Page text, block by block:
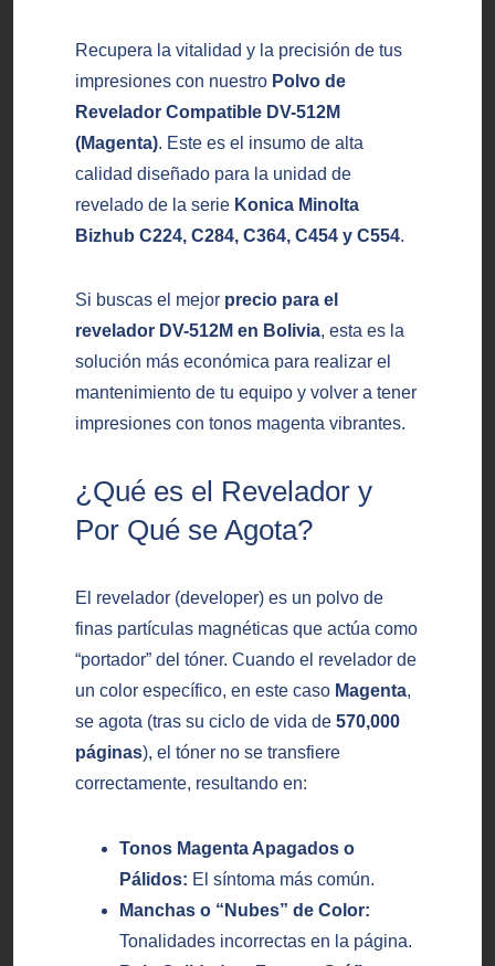
Recupera la vitalidad y la precisión de tus
impresiones con nuestro Polvo de
Revelador Compatible DV-512M
(Magenta). Este es el insumo de alta
calidad diseñado para la unidad de
revelado de la serie Konica Minolta
Bizhub C224, C284, C364, C454 y C554.
Si buscas el mejor precio para el
revelador DV-512M en Bolivia, esta es la
solución más económica para realizar el
mantenimiento de tu equipo y volver a tener
impresiones con tonos magenta vibrantes.
¿Qué es el Revelador y
Por Qué se Agota?
El revelador (developer) es un polvo de
finas partículas magnéticas que actúa como
“portador” del tóner. Cuando el revelador de
un color específico, en este caso Magenta,
se agota (tras su ciclo de vida de570,000
páginas), el tóner no se transfiere
correctamente, resultando en:
Tonos Magenta Apagados o
Pálidos: El síntoma más común.
Manchas o “Nubes” de Color:
Tonalidades incorrectas en la página.